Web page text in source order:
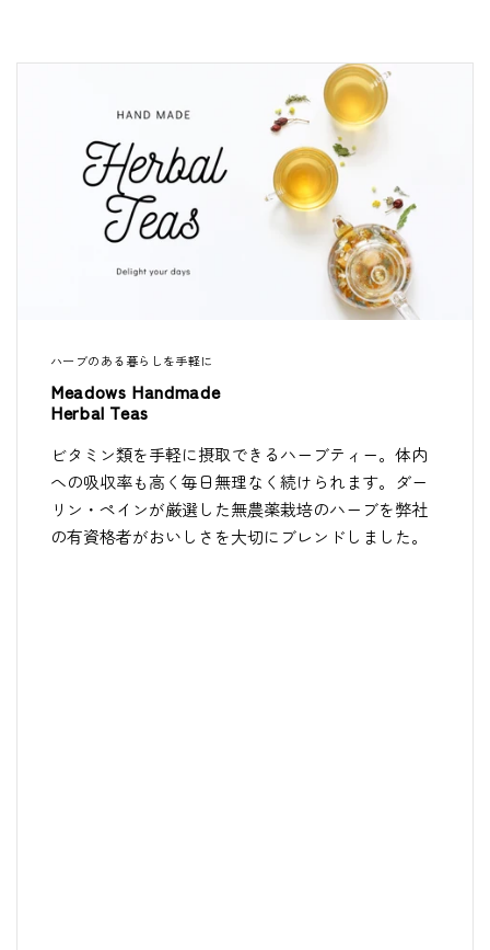
ハーブのある暮らしを手軽に
Meadows Handmade
Herbal Teas
ビタミン類を手軽に摂取できるハーブティー。体内
への吸収率も高く毎日無理なく続けられます。ダー
リン・ペインが厳選した無農薬栽培のハーブを弊社
の有資格者がおいしさを大切にブレンドしました。